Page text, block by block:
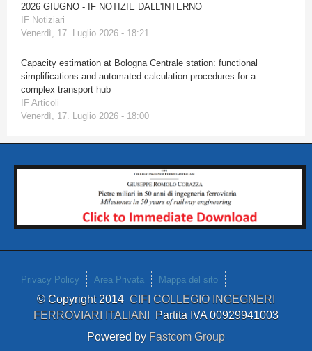
2026 GIUGNO - IF NOTIZIE DALL'INTERNO
IF Notiziari
Venerdì, 17. Luglio 2026 - 18:21
Capacity estimation at Bologna Centrale station: functional
simplifications and automated calculation procedures for a
complex transport hub
IF Articoli
Venerdì, 17. Luglio 2026 - 18:00
Privacy Policy Area Privata Mappa del sito
© Copyright 2014 CIFI COLLEGIO INGEGNERI
FERROVIARI ITALIANI Partita IVA 00929941003
Powered by Fastcom Group